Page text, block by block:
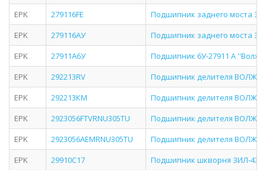
EPK
279116FE
Подшипник заднего моста
EPK
279116АУ
Подшипник заднего моста
EPK
27911А6У
Подшипник 6У-27911 А
EPK
292213RV
Подшипник делителя
EPK
292213КМ
Подшипник делителя
EPK
2923056FTVRNU305TU
Подшипник делителя
EPK
2923056АЕМRNU305TU
Подшипник делителя
EPK
29910C17
Подшипник шкворня ЗИЛ-